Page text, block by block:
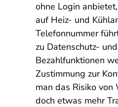
ohne Login
auf Heiz- und
Telefonnummer
zu Datenschutz-
Bezahlfunktionen
Zustimmung zur
man das Risiko
doch etwas mehr